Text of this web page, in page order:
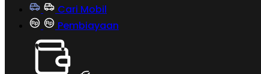
Cari Mobil
Pembiayaan